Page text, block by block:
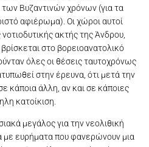
Βυζαντινών χρόνων (για τα
αφιέρωμα). Οι χώροι αυτοί
ακτής της Άνδρου,
στο βορειοανατολικό
όλες οι θέσεις ταυτοχρόνως
στην έρευνα, ότι μετά την
κάποια άλλη, αν και σε κάποιες
κατοίκιση.
μεγάλος για την νεολιθική
με ευρήματα που φανερώνουν μια